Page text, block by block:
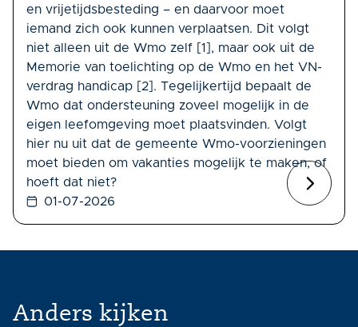
en vrijetijdsbesteding – en daarvoor moet
iemand zich ook kunnen verplaatsen. Dit volgt
niet alleen uit de Wmo zelf [1], maar ook uit de
Memorie van toelichting op de Wmo en het VN-
verdrag handicap [2]. Tegelijkertijd bepaalt de
Wmo dat ondersteuning zoveel mogelijk in de
eigen leefomgeving moet plaatsvinden. Volgt
hier nu uit dat de gemeente Wmo-voorzieningen
moet bieden om vakanties mogelijk te maken, of
hoeft dat niet?
01-07-2026
Anders kijken